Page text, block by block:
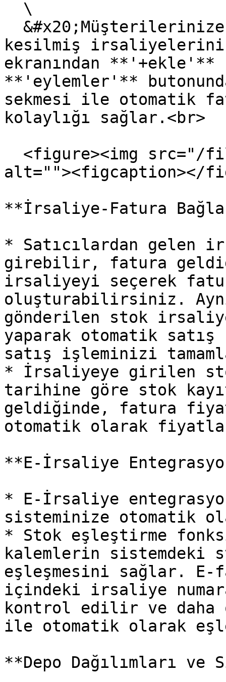
kesilmiş
ekranından
**'eylemler'**
sekmesi ile otomatik
kolaylığı sağlar.<br>
alt=""><figcaption></
**İrsaliye-Fatura
* Satıcılardan gelen
girebilir, fatura
irsaliyeyi seçerek
oluşturabilirsiniz.
gönderilen stok
yaparak otomatik
satış işleminizi
* İrsaliyeye girilen
tarihine göre stok
geldiğinde, fatura
otomatik olarak
**E-İrsaliye
* E-İrsaliye
sisteminize otomatik
* Stok eşleştirme
kalemlerin sistemdeki
eşleşmesini sağlar. E-
içindeki irsaliye
kontrol edilir ve daha
ile otomatik olarak
**Depo Dağılımları ve